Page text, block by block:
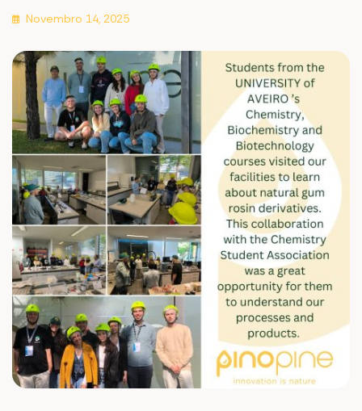
Novembro 14, 2025